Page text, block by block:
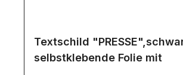
Textschild
selbstklebende Folie mit